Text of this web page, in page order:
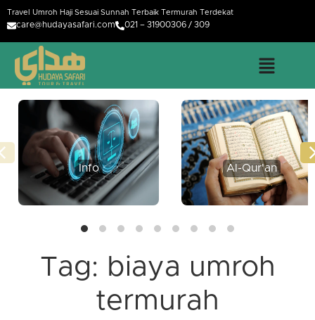
Travel Umroh Haji Sesuai Sunnah Terbaik Termurah Terdekat
care@hudayasafari.com 021 – 31900306 / 309
Info Al-Qur'an
Tag: biaya umroh
termurah